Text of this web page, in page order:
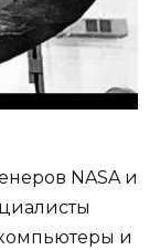
NASA и
и